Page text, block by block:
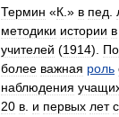
Термин «К .» в пед
методики истории в
учителей (1914).
более важная роль
наблюдения
20 в и первых лет